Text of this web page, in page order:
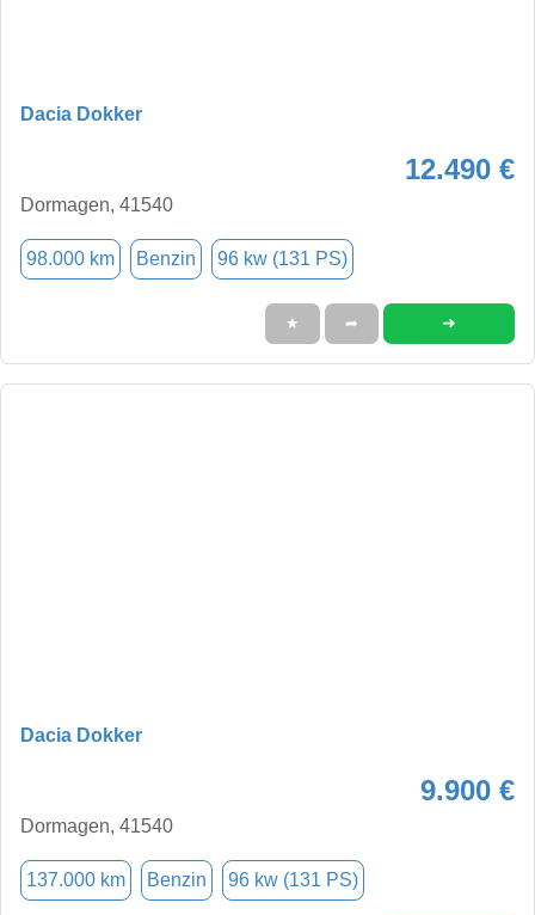
Dacia Dokker
12.490 €
Dormagen, 41540
98.000 km Benzin 96 kw (131 PS)
★ ➦ ➜
Dacia Dokker
9.900 €
Dormagen, 41540
137.000 km Benzin 96 kw (131 PS)